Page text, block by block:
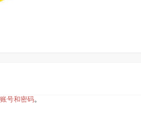
账号和密码。